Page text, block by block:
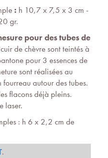
: h 10,7 x 7,5 x 3 cm -
gr.
pour des tubes de
de chèvre sont teintés à
pour 3 essences de
sont réalisées au
autour des tubes.
flacons déjà pleins.
laser.
: h 6 x 2,2 cm de
.